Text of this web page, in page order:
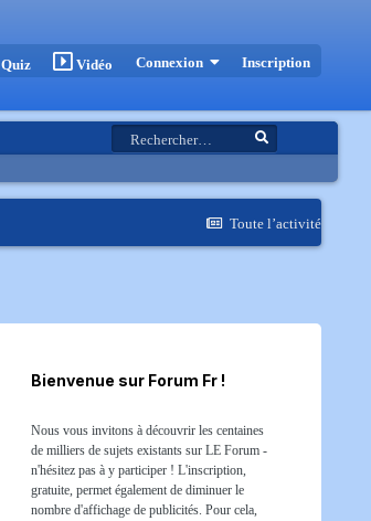
Quiz Vidéo Connexion Inscription
Toute l’activité
Bienvenue sur Forum Fr !
Nous vous invitons à découvrir les centaines
de milliers de sujets existants sur LE Forum -
n'hésitez pas à y participer ! L'inscription,
gratuite, permet également de diminuer le
nombre d'affichage de publicités. Pour cela,